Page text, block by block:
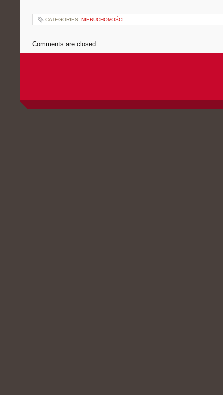
CATEGORIES: NIERUCHOMOŚCI
Comments are closed.